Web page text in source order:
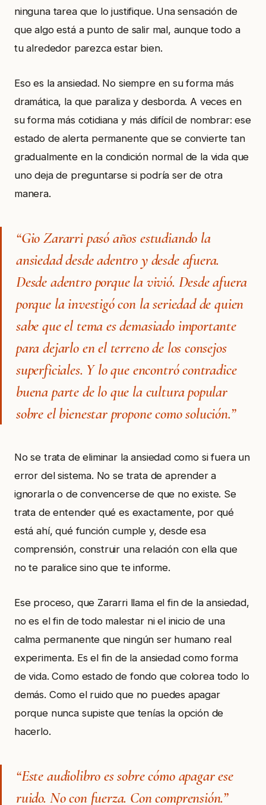
ninguna tarea que lo justifique. Una sensación de
que algo está a punto de salir mal, aunque todo a
tu alrededor parezca estar bien.
Eso es la ansiedad. No siempre en su forma más
dramática, la que paraliza y desborda. A veces en
su forma más cotidiana y más difícil de nombrar: ese
estado de alerta permanente que se convierte tan
gradualmente en la condición normal de la vida que
uno deja de preguntarse si podría ser de otra
manera.
“Gio Zararri pasó años estudiando la
ansiedad desde adentro y desde afuera.
Desde adentro porque la vivió. Desde afuera
porque la investigó con la seriedad de quien
sabe que el tema es demasiado importante
para dejarlo en el terreno de los consejos
superficiales. Y lo que encontró contradice
buena parte de lo que la cultura popular
sobre el bienestar propone como solución.”
No se trata de eliminar la ansiedad como si fuera un
error del sistema. No se trata de aprender a
ignorarla o de convencerse de que no existe. Se
trata de entender qué es exactamente, por qué
está ahí, qué función cumple y, desde esa
comprensión, construir una relación con ella que
no te paralice sino que te informe.
Ese proceso, que Zararri llama el fin de la ansiedad,
no es el fin de todo malestar ni el inicio de una
calma permanente que ningún ser humano real
experimenta. Es el fin de la ansiedad como forma
de vida. Como estado de fondo que colorea todo lo
demás. Como el ruido que no puedes apagar
porque nunca supiste que tenías la opción de
hacerlo.
“Este audiolibro es sobre cómo apagar ese
ruido. No con fuerza. Con comprensión.”